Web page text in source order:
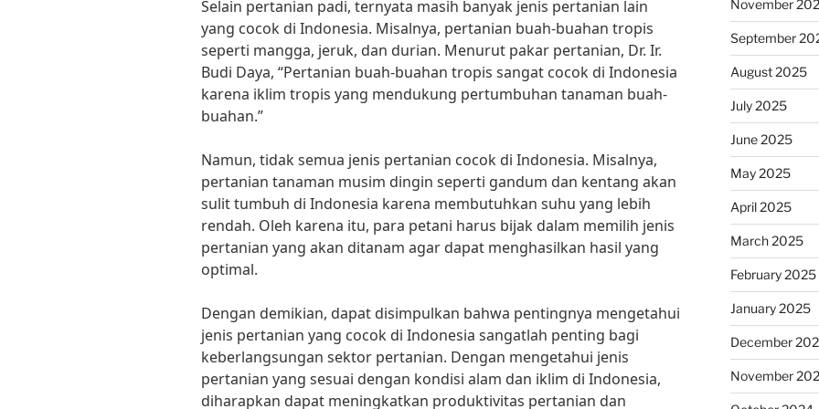
Selain pertanian padi, ternyata masih banyak jenis pertanian lain
yang cocok di Indonesia. Misalnya, pertanian buah-buahan tropis
seperti mangga, jeruk, dan durian. Menurut pakar pertanian, Dr. Ir.
Budi Daya, “Pertanian buah-buahan tropis sangat cocok di Indonesia
karena iklim tropis yang mendukung pertumbuhan tanaman buah-
buahan.”
Namun, tidak semua jenis pertanian cocok di Indonesia. Misalnya,
pertanian tanaman musim dingin seperti gandum dan kentang akan
sulit tumbuh di Indonesia karena membutuhkan suhu yang lebih
rendah. Oleh karena itu, para petani harus bijak dalam memilih jenis
pertanian yang akan ditanam agar dapat menghasilkan hasil yang
optimal.
Dengan demikian, dapat disimpulkan bahwa pentingnya mengetahui
jenis pertanian yang cocok di Indonesia sangatlah penting bagi
keberlangsungan sektor pertanian. Dengan mengetahui jenis
pertanian yang sesuai dengan kondisi alam dan iklim di Indonesia,
diharapkan dapat meningkatkan produktivitas pertanian dan
November
September
August 2025
July 2025
June 2025
May 2025
April 2025
March 2025
February 2025
January 2025
December
November